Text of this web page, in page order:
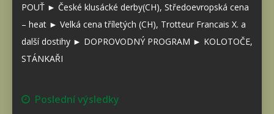
POUŤ ► České klusácké derby(CH), Středoevropská cena
– heat ► Velká cena tříletých (CH), Trotteur Francais X. a
další dostihy ► DOPROVODNÝ PROGRAM ► KOLOTOČE,
STÁNKAŘI
Poslední výsledky